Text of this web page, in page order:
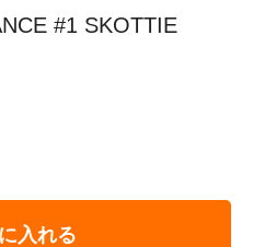
#1 SKOTTIE
入れる